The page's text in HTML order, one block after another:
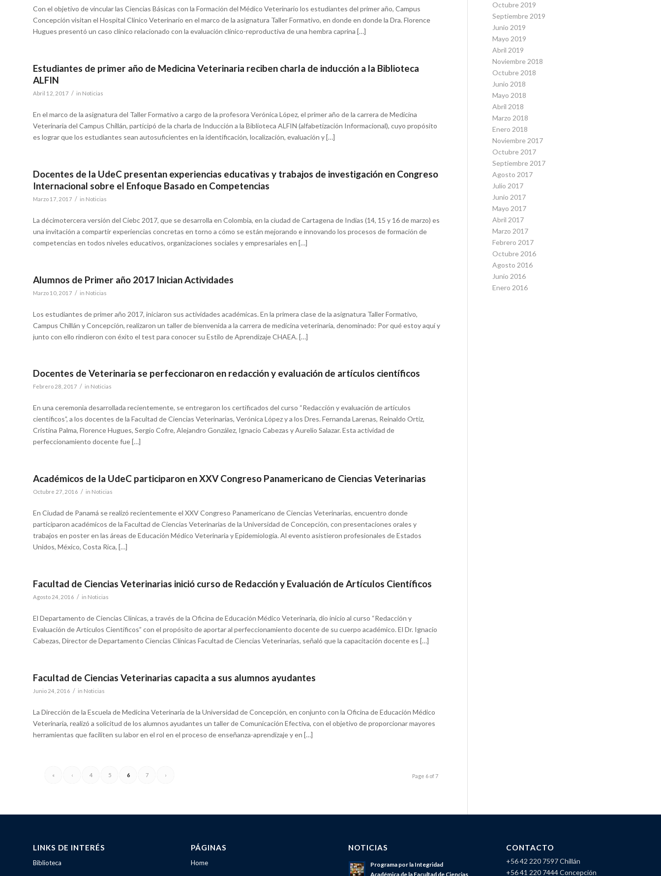
Con el objetivo de vincular las Ciencias Básicas con la Formación del Médico Veterinario los estudiantes del primer año, Campus
Concepción visitan el Hospital Clínico Veterinario en el marco de la asignatura Taller Formativo, en donde en donde la Dra. Florence
Hugues presentó un caso clínico relacionado con la evaluación clínico-reproductiva de una hembra caprina […]
Estudiantes de primer año de Medicina Veterinaria reciben charla de inducción a la Biblioteca
ALFIN
Abril 12, 2017 / in Noticias
En el marco de la asignatura del Taller Formativo a cargo de la profesora Verónica López, el primer año de la carrera de Medicina
Veterinaria del Campus Chillán, participó de la charla de Inducción a la Biblioteca ALFIN (alfabetización Informacional), cuyo propósito
es lograr que los estudiantes sean autosuficientes en la identificación, localización, evaluación y […]
Docentes de la UdeC presentan experiencias educativas y trabajos de investigación en Congreso
Internacional sobre el Enfoque Basado en Competencias
Marzo 17, 2017 / in Noticias
La décimotercera versión del Ciebc 2017, que se desarrolla en Colombia, en la ciudad de Cartagena de Indias (14, 15 y 16 de marzo) es
una invitación a compartir experiencias concretas en torno a cómo se están mejorando e innovando los procesos de formación de
competencias en todos niveles educativos, organizaciones sociales y empresariales en […]
Alumnos de Primer año 2017 Inician Actividades
Marzo 10, 2017 / in Noticias
Los estudiantes de primer año 2017, iniciaron sus actividades académicas. En la primera clase de la asignatura Taller Formativo,
Campus Chillán y Concepción, realizaron un taller de bienvenida a la carrera de medicina veterinaria, denominado: Por qué estoy aquí y
junto con ello rindieron con éxito el test para conocer su Estilo de Aprendizaje CHAEA. […]
Docentes de Veterinaria se perfeccionaron en redacción y evaluación de artículos científicos
Febrero 28, 2017 / in Noticias
En una ceremonia desarrollada recientemente, se entregaron los certificados del curso “Redacción y evaluación de artículos
científicos”, a los docentes de la Facultad de Ciencias Veterinarias, Verónica López y a los Dres. Fernanda Larenas, Reinaldo Ortiz,
Cristina Palma, Florence Hugues, Sergio Cofre, Alejandro González, Ignacio Cabezas y Aurelio Salazar. Esta actividad de
perfeccionamiento docente fue […]
Académicos de la UdeC participaron en XXV Congreso Panamericano de Ciencias Veterinarias
Octubre 27, 2016 / in Noticias
En Ciudad de Panamá se realizó recientemente el XXV Congreso Panamericano de Ciencias Veterinarias, encuentro donde
participaron académicos de la Facultad de Ciencias Veterinarias de la Universidad de Concepción, con presentaciones orales y
trabajos en poster en las áreas de Educación Médico Veterinaria y Epidemiología. Al evento asistieron profesionales de Estados
Unidos, México, Costa Rica, […]
Facultad de Ciencias Veterinarias inició curso de Redacción y Evaluación de Artículos Científicos
Agosto 24, 2016 / in Noticias
El Departamento de Ciencias Clínicas, a través de la Oficina de Educación Médico Veterinaria, dio inicio al curso “Redacción y
Evaluación de Artículos Científicos” con el propósito de aportar al perfeccionamiento docente de su cuerpo académico. El Dr. Ignacio
Cabezas, Director de Departamento Ciencias Clínicas Facultad de Ciencias Veterinarias, señaló que la capacitación docente es […]
Facultad de Ciencias Veterinarias capacita a sus alumnos ayudantes
Junio 24, 2016 / in Noticias
La Dirección de la Escuela de Medicina Veterinaria de la Universidad de Concepción, en conjunto con la Oficina de Educación Médico
Veterinaria, realizó a solicitud de los alumnos ayudantes un taller de Comunicación Efectiva, con el objetivo de proporcionar mayores
herramientas que faciliten su labor en el rol en el proceso de enseñanza-aprendizaje y en […]
Page 6 of 7
« ‹ 4 5 6 7 ›
Octubre 2019
Septiembre 2019
Junio 2019
Mayo 2019
Abril 2019
Noviembre 2018
Octubre 2018
Junio 2018
Mayo 2018
Abril 2018
Marzo 2018
Enero 2018
Noviembre 2017
Octubre 2017
Septiembre 2017
Agosto 2017
Julio 2017
Junio 2017
Mayo 2017
Abril 2017
Marzo 2017
Febrero 2017
Octubre 2016
Agosto 2016
Junio 2016
Enero 2016
LINKS DE INTERÉS
Biblioteca
PÁGINAS
Home
NOTICIAS
Programa por la Integridad
Académica de la Facultad de Ciencias
CONTACTO
+56 42 220 7597 Chillán
+56 41 220 7444 Concepción